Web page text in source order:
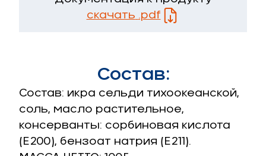
скачать .pdf
Состав:
Состав: икра сельди тихоокеанской,
соль, масло растительное,
консерванты: сорбиновая кислота
(Е200), бензоат натрия (Е211).